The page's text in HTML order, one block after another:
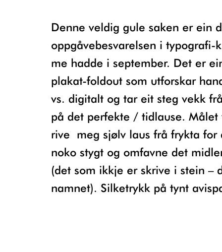
Denne veldig gule saken er ein del av
oppgåvebesvarelsen i typografi-
me hadde i september. Det er
plakat-foldout som utforskar
vs. digitalt og tar eit steg vekk
på det perfekte / tidlause. Målet
rive meg sjølv laus frå frykta for
noko stygt og omfavne det
(det som ikkje er skrive i stein –
namnet). Silketrykk på tynt